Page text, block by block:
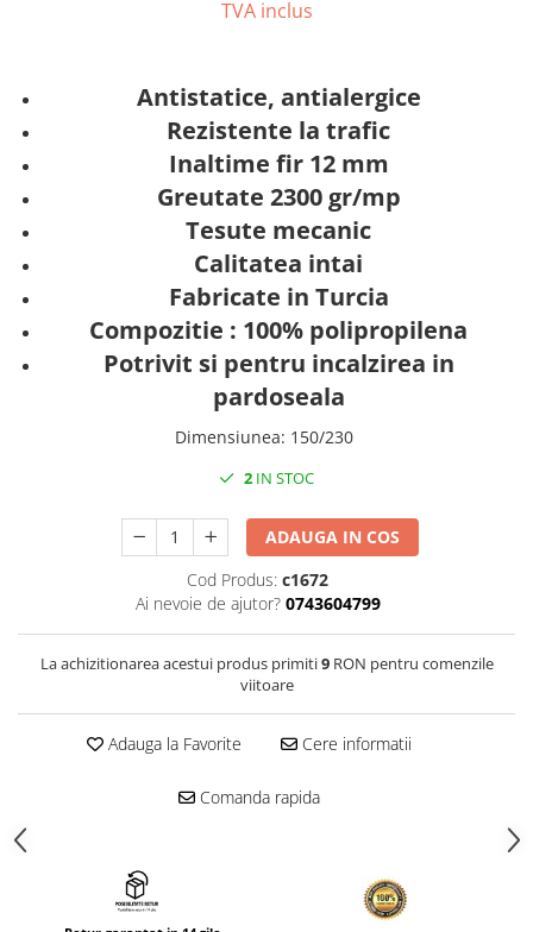
TVA inclus
Antistatice, antialergice
Rezistente la trafic
Inaltime fir 12 mm
Greutate 2300 gr/mp
Tesute mecanic
Calitatea intai
Fabricate in Turcia
Compozitie : 100% polipropilena
Potrivit si pentru incalzirea in
pardoseala
Dimensiunea: 150/230
2 IN STOC
ADAUGA IN COS
Cod Produs: c1672
Ai nevoie de ajutor? 0743604799
La achizitionarea acestui produs primiti9RON pentru comenzile
viitoare
Adauga la Favorite Cere informatii
Comanda rapida